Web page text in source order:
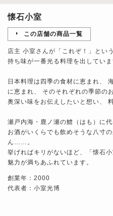
懐石小室
この店舗の商品一覧
店主 小室さんが「これぞ！」とい
持ち味が一番光る料理を出していま
日本料理は四季の食材に恵まれ、
に恵まれ、 そのそれぞれの季節の
奥深い味をお伝えしたいと想い、
瀬戸内海・鹿ノ瀬の鱧（はも）に
お酒がいくらでも飲めそうな八寸
ん……。
挙げればキリがないほど、「懐石
魅力が満ちあふれています。
創業年：2000
代表者：小室光博